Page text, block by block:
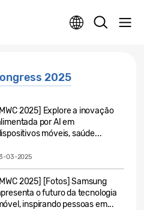
2025
2025] Explore a inovação
por AI em
móveis, saúde...
03-2025
2025] [Fotos] Samsung
o futuro da tecnologia
inspirando pessoas em...